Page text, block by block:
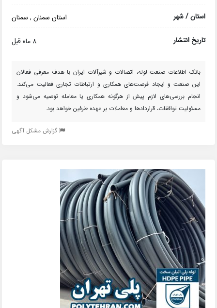
استان / شهر استان سمنان, سمنان
تاریخ انتشار 8 ماه قبل
بانک اطلاعات صنعت لوله، اتصالات و شیرآلات ایران با هدف معرفی فعالان
این صنعت و ایجاد فرصت‌های همکاری و ارتباطات تجاری فعالیت می‌کند.
انجام بررسی‌های لازم پیش از هرگونه همکاری یا معامله توصیه می‌شود و
مسئولیت توافقات، قراردادها و معاملات بر عهده طرفین خواهد بود.
گزارش مشکل آگهی